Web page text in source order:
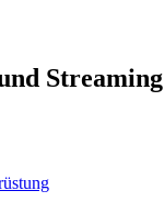
Streaming